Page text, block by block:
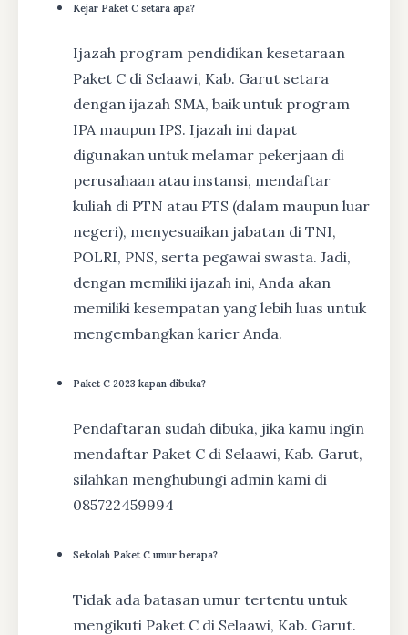
Kejar Paket C setara apa?
Ijazah program pendidikan kesetaraan
Paket C di Selaawi, Kab. Garut setara
dengan ijazah SMA, baik untuk program
IPA maupun IPS. Ijazah ini dapat
digunakan untuk melamar pekerjaan di
perusahaan atau instansi, mendaftar
kuliah di PTN atau PTS (dalam maupun luar
negeri), menyesuaikan jabatan di TNI,
POLRI, PNS, serta pegawai swasta. Jadi,
dengan memiliki ijazah ini, Anda akan
memiliki kesempatan yang lebih luas untuk
mengembangkan karier Anda.
Paket C 2023 kapan dibuka?
Pendaftaran sudah dibuka, jika kamu ingin
mendaftar Paket C di Selaawi, Kab. Garut,
silahkan menghubungi admin kami di
085722459994
Sekolah Paket C umur berapa?
Tidak ada batasan umur tertentu untuk
mengikuti Paket C di Selaawi, Kab. Garut.